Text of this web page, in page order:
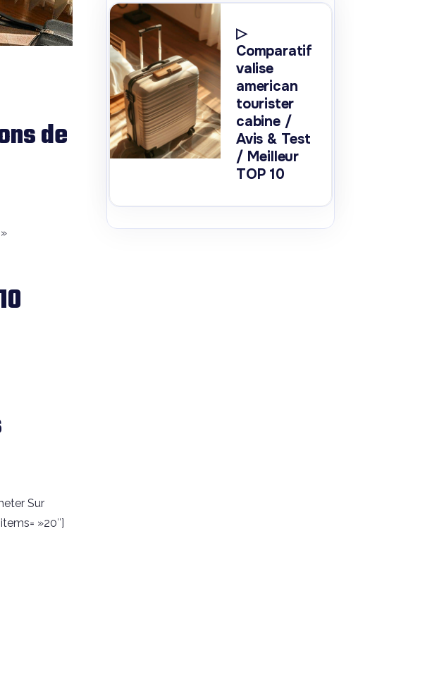
de
Sur
»20″]
▷
Comparatif
valise
american
tourister
cabine /
Avis & Test
/ Meilleur
TOP 10